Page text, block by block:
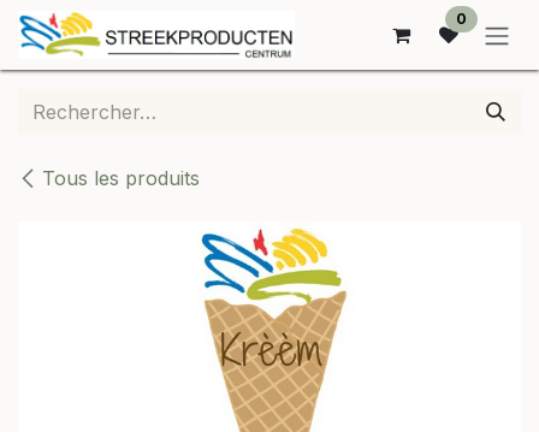
SE RENDRE AU CONTENU
0
Tous les produits